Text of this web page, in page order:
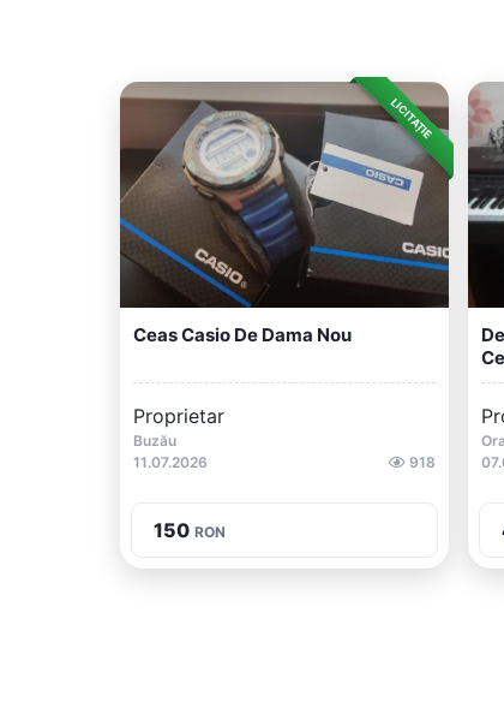
LICITAȚIE
Ceas Casio De Dama Nou
Proprietar
Buzău
11.07.2026
918
150 RON